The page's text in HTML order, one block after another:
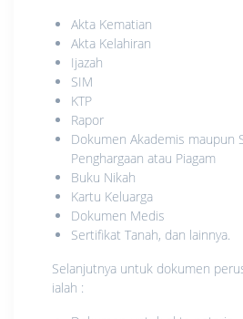
Akta Kematian
Akta Kelahiran
Ijazah
SIM
KTP
Rapor
Dokumen Akademis maupun
Penghargaan atau Piagam
Buku Nikah
Kartu Keluarga
Dokumen Medis
Sertifikat Tanah, dan lainnya.
Selanjutnya untuk dokumen
ialah :